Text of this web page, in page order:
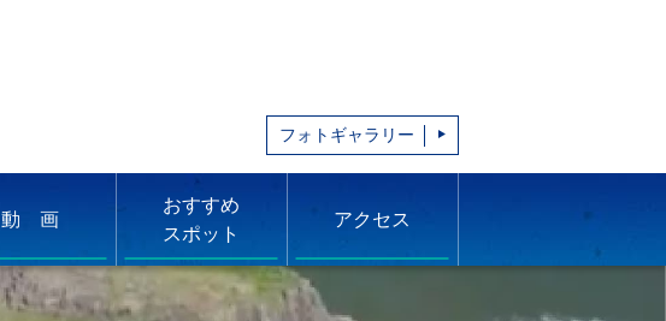
フォトギャラリー
動 画
おすすめ
スポット
アクセス